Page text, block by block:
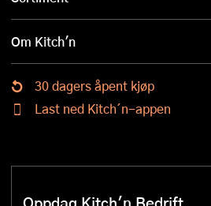
Om Kitch'n
30 dagers åpent kjøp
Last ned Kitch´n-appen